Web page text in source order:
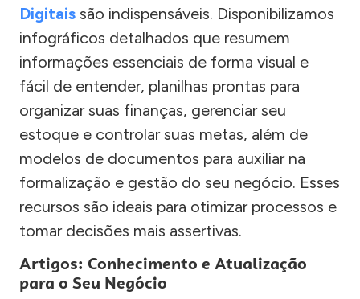
Digitais são indispensáveis. Disponibilizamos
infográficos detalhados que resumem
informações essenciais de forma visual e
fácil de entender, planilhas prontas para
organizar suas finanças, gerenciar seu
estoque e controlar suas metas, além de
modelos de documentos para auxiliar na
formalização e gestão do seu negócio. Esses
recursos são ideais para otimizar processos e
tomar decisões mais assertivas.
Artigos: Conhecimento e Atualização
para o Seu Negócio